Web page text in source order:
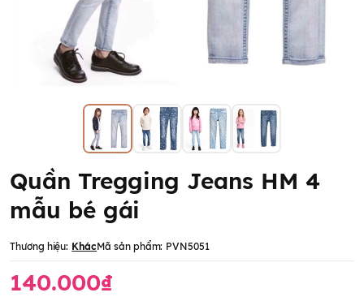
Quần Tregging Jeans HM 4
mẫu bé gái
Thương hiệu: KhácMã sản phẩm: PVN5051
140.000₫